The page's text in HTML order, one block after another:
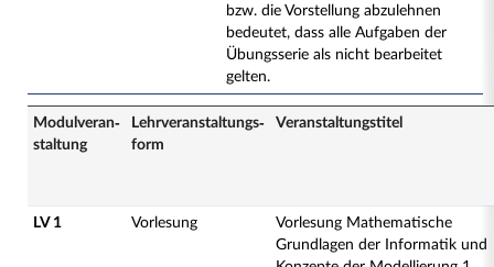
bzw. die Vorstellung abzulehnen
bedeutet, dass alle Aufgaben der
Übungsserie als nicht bearbeitet
gelten.
Modulveran­
staltung
Lehrveranstaltungs­
form
Veranstaltungs­titel
LV 1 Vorlesung
Vorlesung Mathematische
Grundlagen der Informatik und